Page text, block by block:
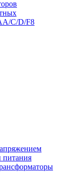
С/D/F8
питания